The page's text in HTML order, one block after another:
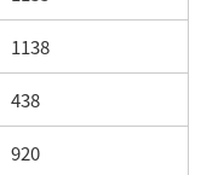
1138
438
920